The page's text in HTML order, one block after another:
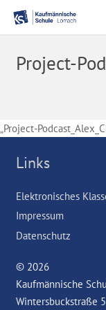
Project-
„Project-
Links
Elektronisches
Impressum
Datenschutz
© 2026
Kaufmännische
Wintersbuckstraße 5